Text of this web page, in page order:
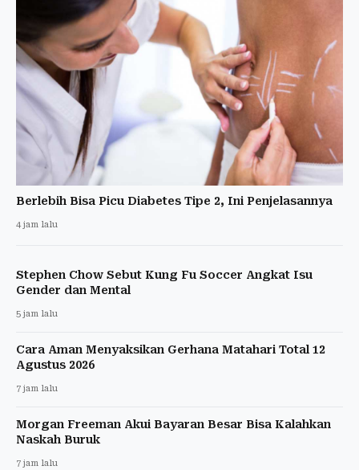
Berlebih Bisa Picu Diabetes Tipe 2, Ini Penjelasannya
4 jam lalu
Stephen Chow Sebut Kung Fu Soccer Angkat Isu
Gender dan Mental
5 jam lalu
Cara Aman Menyaksikan Gerhana Matahari Total 12
Agustus 2026
7 jam lalu
Morgan Freeman Akui Bayaran Besar Bisa Kalahkan
Naskah Buruk
7 jam lalu